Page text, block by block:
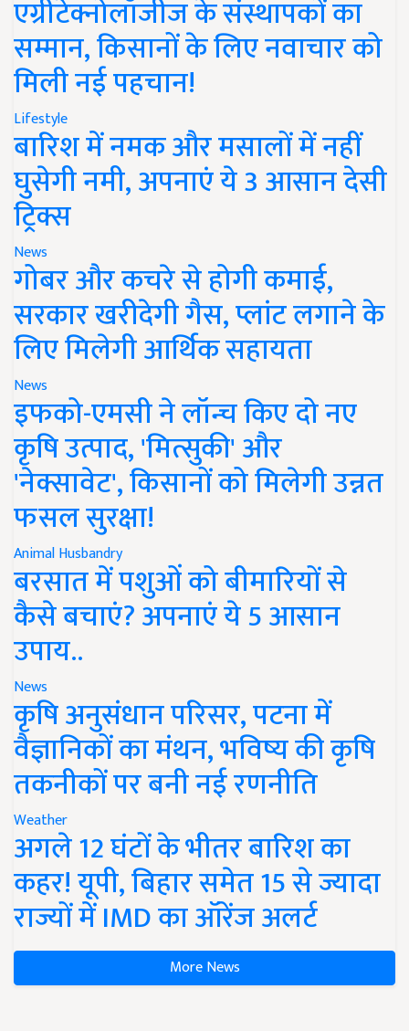
एग्रीटेक्नोलॉजीज के संस्थापकों का
सम्मान, किसानों के लिए नवाचार को
मिली नई पहचान!
Lifestyle
बारिश में नमक और मसालों में नहीं
घुसेगी नमी, अपनाएं ये 3 आसान देसी
ट्रिक्स
News
गोबर और कचरे से होगी कमाई,
सरकार खरीदेगी गैस, प्लांट लगाने के
लिए मिलेगी आर्थिक सहायता
News
इफको-एमसी ने लॉन्च किए दो नए
कृषि उत्पाद, 'मित्सुकी' और
'नेक्सावेट', किसानों को मिलेगी उन्नत
फसल सुरक्षा!
Animal Husbandry
बरसात में पशुओं को बीमारियों से
कैसे बचाएं? अपनाएं ये 5 आसान
उपाय..
News
कृषि अनुसंधान परिसर, पटना में
वैज्ञानिकों का मंथन, भविष्य की कृषि
तकनीकों पर बनी नई रणनीति
Weather
अगले 12 घंटों के भीतर बारिश का
कहर! यूपी, बिहार समेत 15 से ज्यादा
राज्यों में IMD का ऑरेंज अलर्ट
More News